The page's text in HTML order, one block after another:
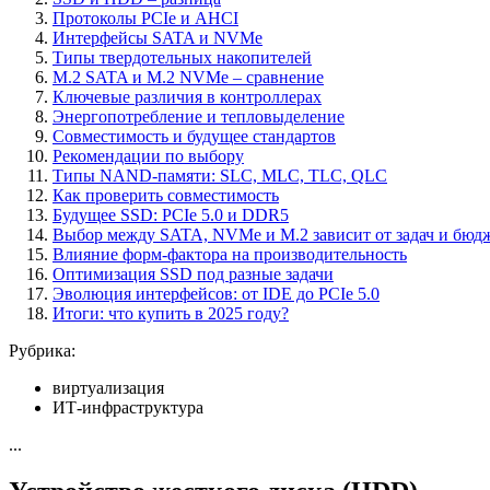
Протоколы PCIe и AHCI
Интерфейсы SATA и NVMe
Типы твердотельных накопителей
M.2 SATA и M.2 NVMe – сравнение
Ключевые различия в контроллерах
Энергопотребление и тепловыделение
Совместимость и будущее стандартов
Рекомендации по выбору
Типы NAND-памяти: SLC, MLC, TLC, QLC
Как проверить совместимость
Будущее SSD: PCIe 5.0 и DDR5
Выбор между SATA, NVMe и M.2 зависит от задач и
Влияние форм-фактора на производительность
Оптимизация SSD под разные задачи
Эволюция интерфейсов: от IDE до PCIe 5.0
Итоги: что купить в 2025 году?
Рубрика:
виртуализация
ИТ-инфраструктура
...